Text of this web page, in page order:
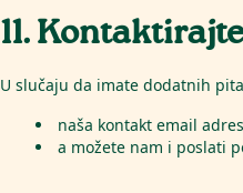
11.
U slučaju da imate dodatnih
naša kontakt email
a možete nam i poslati